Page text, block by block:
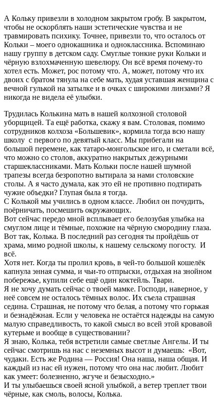
А Кольку привезли в холодном закрытом гробу. В закрытом,
чтобы не оскорблять наши эстетические чувства и не
травмировать психику. Точнее, привезли то, что осталось от
Кольки – моего однокашника и одноклассника. Вспоминаю
нашу группу в детском саду. Смуглые тонкие руки Кольки и
чёрную взлохмаченную шевелюру. Он всё время почему-то
хотел есть. Может, рос потому что. А, может, потому что их
двоих с братом тянула на себе мать, худая уставшая женщина с
вечной гулькой на затылке и в очках с широкими линзами? Я
никогда не видела её улыбки.
Трудилась Колькина мать в нашей колхозной столовой
уборщицей. Та ещё работка, скажу я вам. Столовая, помимо
сотрудников колхоза «Большевик», кормила тогда всю нашу
школу с первого по девятый класс. Мы прибегали на
большой перемене, как татаро-монгольское иго, и сметали всё,
что можно со столов, аккуратно накрытых дежурными
старшеклассниками. Мать Кольки после нашей шумной
трапезы всегда безропотно вытирала за нами столовские
столы. А я часто думала, как это ей не противно подтирать
чужие объедки? Глупая была я тогда.
С Колькой мы учились в одном классе. Любил он почудить,
поёрничать, посмешить окружающих.
Вот сейчас передо мной всплывает его белозубая улыбка на
смуглом лице и тёмные, похожие на чёрную смородину глаза.
Вот так, Колька. В последний раз сегодня ты пройдёшь от
храма, мимо родной школы, к нашему сельскому погосту. И
всё.
Хотя нет. Когда ты пролил кровь, в чей-то большой кошелёк
капнула энная сумма, и чьи-то отпрыски, отдыхая на знойном
побережье, купили себе ещё один коктейль. Твари.
Я не хочу думать сейчас о твоей мамке. Господи, наверное, у
неё совсем не осталось тёмных волос. Их съела страшная
седина. Страшная, не потому что белая, а потому что горькая
и безнадёжная. Если у человека не остаётся надежды на самую
малую справедливость, то какой смысл во всей этой кровавой
кутерьме и вообще в существовании?
Я знаю, Колька, тебя встретили самые светлые Ангелы. И ты
сейчас смотришь на нас с неземных высот и думаешь: «Вот,
чудаки. Есть же Родина — Россия! Она наша, наша общая. И
каждый из нас ей нужен, потому что она нас любит. Любит
как умеет: болезненно, жгуче и безысходно.»
И ты улыбаешься своей ясной улыбкой, а ветер треплет твои
чёрные, как смоль, волосы, Колька.